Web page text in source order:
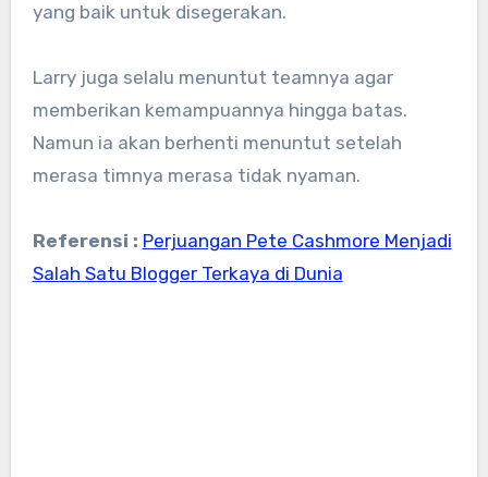
yang baik untuk disegerakan.
Larry juga selalu menuntut teamnya agar
memberikan kemampuannya hingga batas.
Namun ia akan berhenti menuntut setelah
merasa timnya merasa tidak nyaman.
Referensi : Perjuangan Pete Cashmore Menjadi
Salah Satu Blogger Terkaya di Dunia